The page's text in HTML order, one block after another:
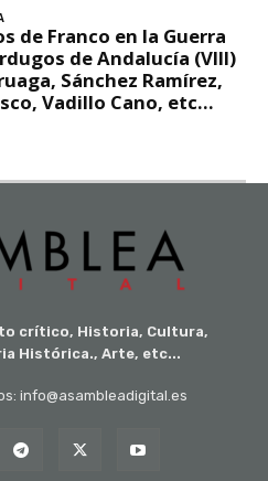
crítico, Historia, Cultura,
Histórica., Arte, etc...
info@asambleadigital.es